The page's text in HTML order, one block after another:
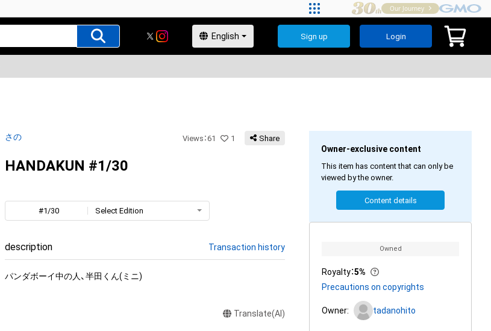
Sign up Login
さの Views ：61 1 Share
HANDAKUN #1/30
#1/30 Select Edition
description Transaction history
パンダボーイ中の人、半田くん(ミニ)
Translate(AI)
Owner-exclusive content
This item has content that can only be
viewed by the owner.
Content details
Owned
Royalty：5%
Precautions on copyrights
Owner: tadanohito
Our Journey